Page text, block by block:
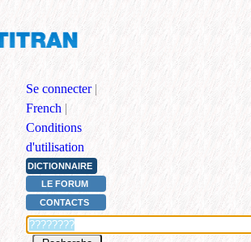
Se connecter |
French |
Conditions
d'utilisation
DICTIONNAIRE
LE FORUM
CONTACTS